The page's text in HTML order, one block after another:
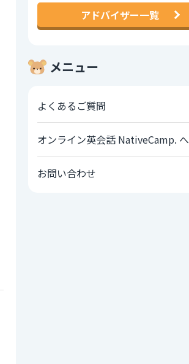
アドバイザー一覧
メニュー
よくあるご質問
オンライン英会話 NativeCamp. へ
お問い合わせ